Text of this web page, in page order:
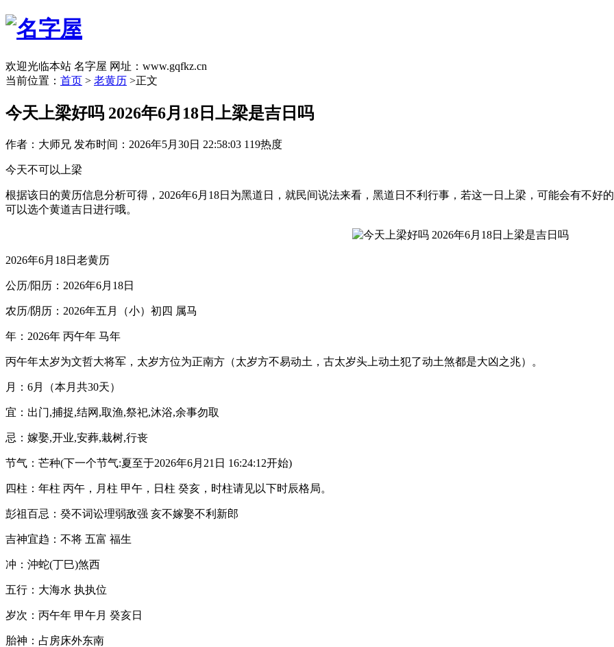
欢迎光临本站 名字屋 网址：www.gqfkz.cn
当前位置： 首页 > 老黄历 >正文
今天上梁好吗 2026年6月18日上梁是吉日吗
作者：大师兄 发布时间：2026年5月30日 22:58:03 119热度
今天不可以上梁
根据该日的黄历信息分析可得，2026年6月18日为黑道日，就民间说法来看，黑道日不利行事，若这一日上梁，可能会有不好
可以选个黄道吉日进行哦。
2026年6月18日老黄历
公历/阳历：2026年6月18日
农历/阴历：2026年五月（小）初四 属马
年：2026年 丙午年 马年
丙午年太岁为文哲大将军，太岁方位为正南方（太岁方不易动土，古太岁头上动土犯了动土煞都是大凶之兆）。
月：6月（本月共30天）
宜：出门,捕捉,结网,取渔,祭祀,沐浴,余事勿取
忌：嫁娶,开业,安葬,栽树,行丧
节气：芒种(下一个节气:夏至于2026年6月21日 16:24:12开始)
四柱：年柱 丙午，月柱 甲午，日柱 癸亥，时柱请见以下时辰格局。
彭祖百忌：癸不词讼理弱敌强 亥不嫁娶不利新郎
吉神宜趋：不将 五富 福生
冲：沖蛇(丁巳)煞西
五行：大海水 执执位
岁次：丙午年 甲午月 癸亥日
胎神：占房床外东南